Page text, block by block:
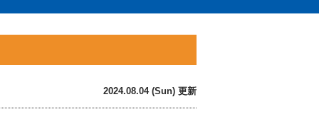
2024.08.04 (Sun) 更新